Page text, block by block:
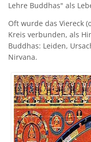
Lehre Buddhas" als
Oft wurde das Viereck
Kreis verbunden, als
Buddhas: Leiden,
Nirvana.